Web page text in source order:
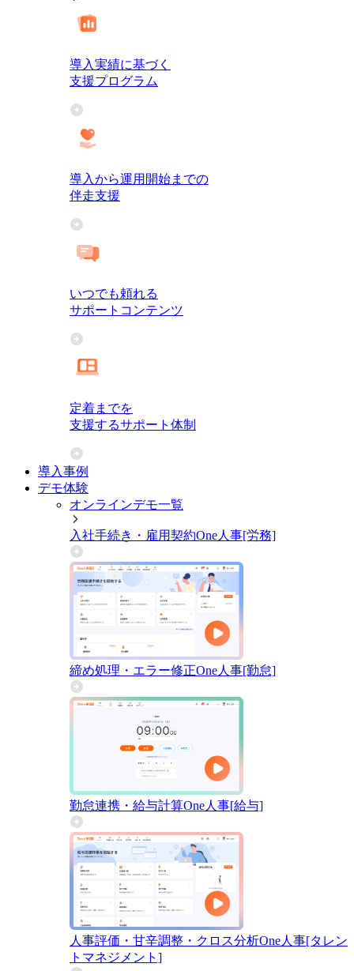
導入実績に基づく
支援プログラム
導入から運用開始までの
伴走支援
いつでも頼れる
サポートコンテンツ
定着までを
支援するサポート体制
導入事例
デモ体験
オンラインデモ一覧
入社手続き・雇用契約One人事[労務]
締め処理・エラー修正One人事[勤怠]
勤怠連携・給与計算One人事[給与]
人事評価・甘辛調整・クロス分析One人事[タレン
トマネジメント]